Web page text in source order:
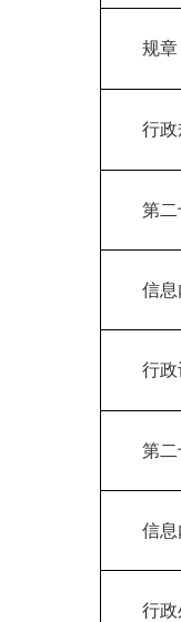
规章
行
第二
信息
行
第二
信息
行政